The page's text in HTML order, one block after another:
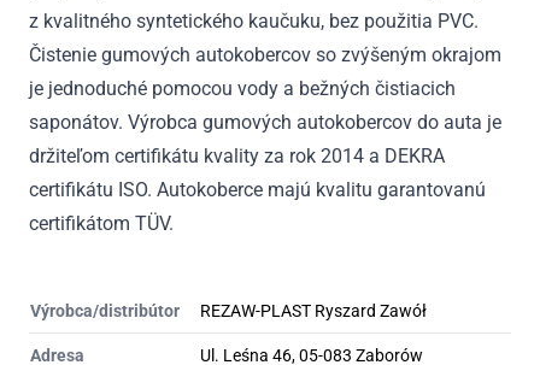
z kvalitného syntetického kaučuku, bez použitia PVC.
Čistenie gumových autokobercov so zvýšeným okrajom
je jednoduché pomocou vody a bežných čistiacich
saponátov. Výrobca gumových autokobercov do auta je
držiteľom certifikátu kvality za rok 2014 a DEKRA
certifikátu ISO. Autokoberce majú kvalitu garantovanú
certifikátom TÜV.
Výrobca/distribútor REZAW-PLAST Ryszard Zawół
Adresa Ul. Leśna 46, 05-083 Zaborów